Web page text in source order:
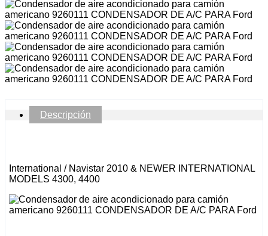
Descripción
International / Navistar 2010 & NEWER INTERNATIONAL
MODELS 4300, 4400